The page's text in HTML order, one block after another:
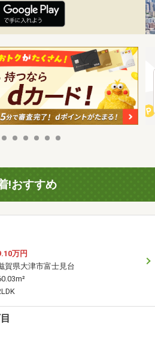
!おすすめ
万円
賀県大津市富士見台